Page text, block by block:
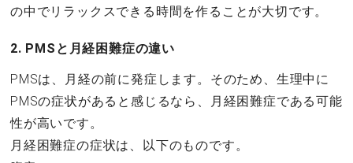
の中でリラックスできる時間を作ることが大切です。
2. PMSと月経困難症の違い
PMSは、月経の前に発症します。そのため、生理中に
PMSの症状があると感じるなら、月経困難症である可能
性が高いです。
月経困難症の症状は、以下のものです。